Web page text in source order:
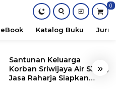
0
eBook Katalog Buku
»
Santunan Keluarga
Korban Sriwijaya Air SJ182,
Jasa Raharja Siapkan